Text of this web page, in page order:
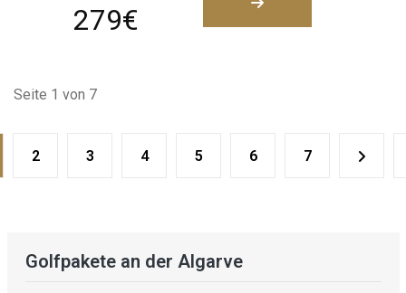
Golfpakete an der Algarve
279€
Seite 1 von 7
2 3 4 5 6 7